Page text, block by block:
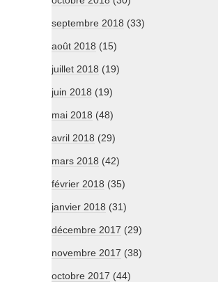
septembre 2018 (33)
août 2018 (15)
juillet 2018 (19)
juin 2018 (19)
mai 2018 (48)
avril 2018 (29)
mars 2018 (42)
février 2018 (35)
janvier 2018 (31)
décembre 2017 (29)
novembre 2017 (38)
octobre 2017 (44)